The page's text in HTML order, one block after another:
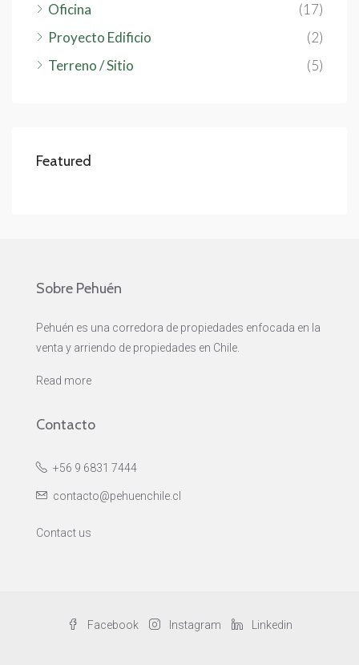
Oficina
(17)
Proyecto Edificio
(2)
Terreno / Sitio
(5)
Featured
Sobre Pehuén
Pehuén es una corredora de propiedades enfocada en la
venta y arriendo de propiedades en Chile.
Read more
Contacto
+56 9 6831 7444
contacto@pehuenchile.cl
Contact us
Facebook Instagram Linkedin